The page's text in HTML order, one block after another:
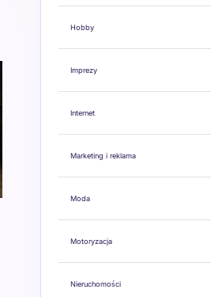
Hobby
Imprezy
Internet
Marketing i reklama
Moda
Motoryzacja
Nieruchomości